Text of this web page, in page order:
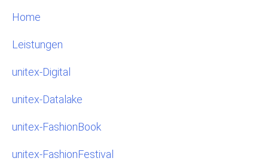
Home
Leistungen
unitex-Digital
unitex-Datalake
unitex-FashionBook
unitex-FashionFestival